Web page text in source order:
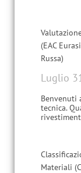
(EAC
Russa)
Luglio
Benvenuti
tecnica.
Materiali